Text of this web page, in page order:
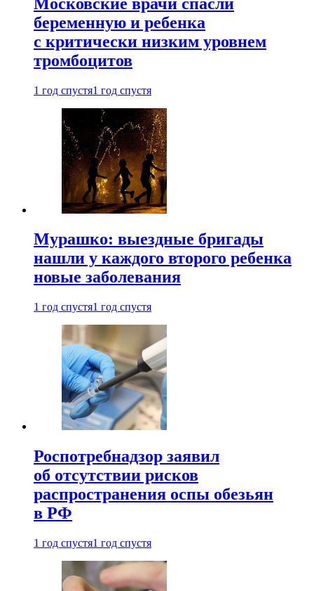
беременную и ребенка
с критически низким уровнем
тромбоцитов
1 год спустя1 год спустя
Мурашко: выездные бригады
нашли у каждого второго ребенка
новые заболевания
1 год спустя1 год спустя
Роспотребнадзор заявил
об отсутствии рисков
распространения оспы обезьян
в РФ
1 год спустя1 год спустя